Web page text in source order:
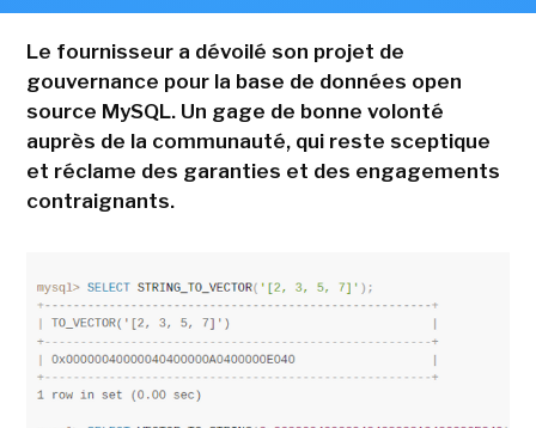
Le fournisseur a dévoilé son projet de
gouvernance pour la base de données open
source MySQL. Un gage de bonne volonté
auprès de la communauté, qui reste sceptique
et réclame des garanties et des engagements
contraignants.